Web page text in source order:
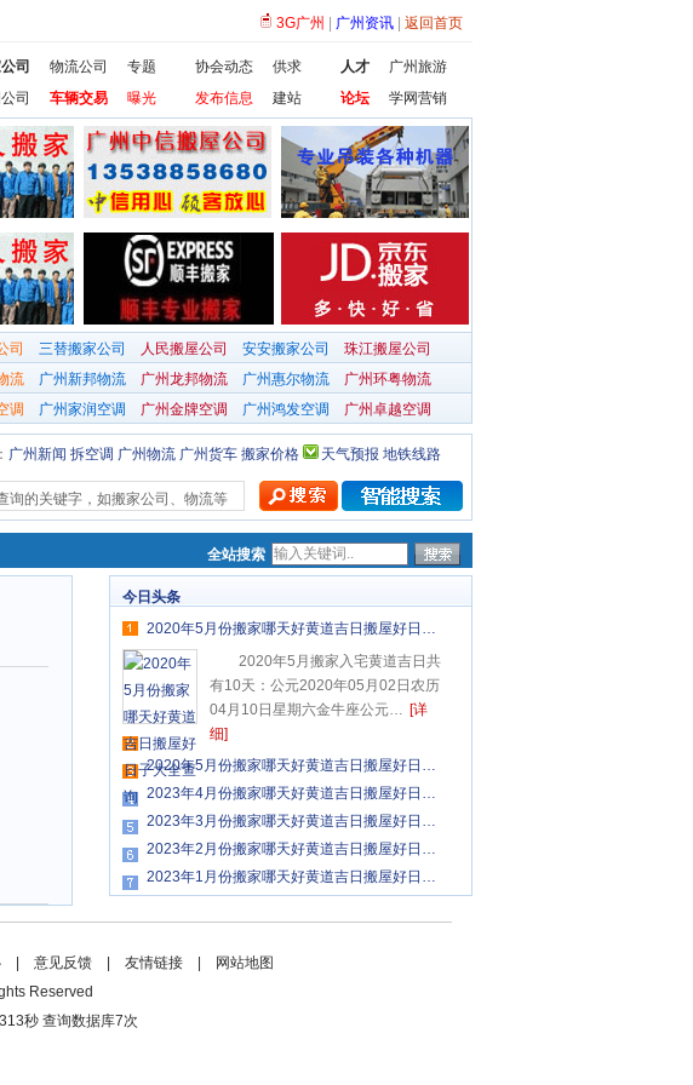
3G广州 广州资讯 返回首页
司 物流公司
专题
司
车辆交易 曝光
协会动态
供求
发布信息
建站
人才
广州旅游
论坛
学网营销
司 三替搬家公司 人民搬屋公司 安安搬家公司
珠江搬屋公司
流 广州新邦物流 广州龙邦物流 广州惠尔物流
广州环粤物流
调 广州家润空调 广州金牌空调 广州鸿发空调 广州卓越空调
广州新闻 拆空调 广州物流 广州货车 搬家价格 天气预报 地铁线路
全站搜索
今日头条
2020年5月份搬家哪天好黄道吉日搬屋好日…
2020年5月搬家入宅黄道吉日共
有10天：公元2020年05月02日农历
04月10日星期六金牛座公元… [详
细]
2020年5月份搬家哪天好黄道吉日搬屋好日…
2023年4月份搬家哪天好黄道吉日搬屋好日…
2023年3月份搬家哪天好黄道吉日搬屋好日…
2023年2月份搬家哪天好黄道吉日搬屋好日…
2023年1月份搬家哪天好黄道吉日搬屋好日…
意见反馈 友情链接
网站地图
Reserved
秒 查询数据库7次